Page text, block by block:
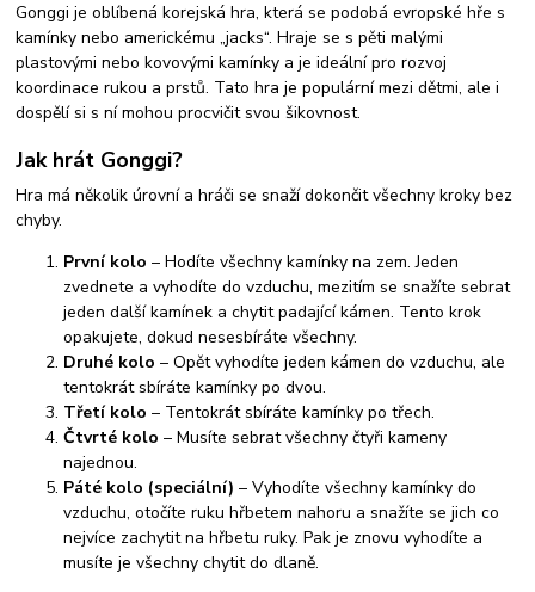
Gonggi je oblíbená korejská hra, která se podobá evropské hře s
kamínky nebo americkému „jacks“. Hraje se s pěti malými
plastovými nebo kovovými kamínky a je ideální pro rozvoj
koordinace rukou a prstů. Tato hra je populární mezi dětmi, ale i
dospělí si s ní mohou procvičit svou šikovnost.
Jak hrát Gonggi?
Hra má několik úrovní a hráči se snaží dokončit všechny kroky bez
chyby.
První kolo – Hodíte všechny kamínky na zem. Jeden
zvednete a vyhodíte do vzduchu, mezitím se snažíte sebrat
jeden další kamínek a chytit padající kámen. Tento krok
opakujete, dokud nesesbíráte všechny.
Druhé kolo – Opět vyhodíte jeden kámen do vzduchu, ale
tentokrát sbíráte kamínky po dvou.
Třetí kolo – Tentokrát sbíráte kamínky po třech.
Čtvrté kolo – Musíte sebrat všechny čtyři kameny
najednou.
Páté kolo (speciální) – Vyhodíte všechny kamínky do
vzduchu, otočíte ruku hřbetem nahoru a snažíte se jich co
nejvíce zachytit na hřbetu ruky. Pak je znovu vyhodíte a
musíte je všechny chytit do dlaně.